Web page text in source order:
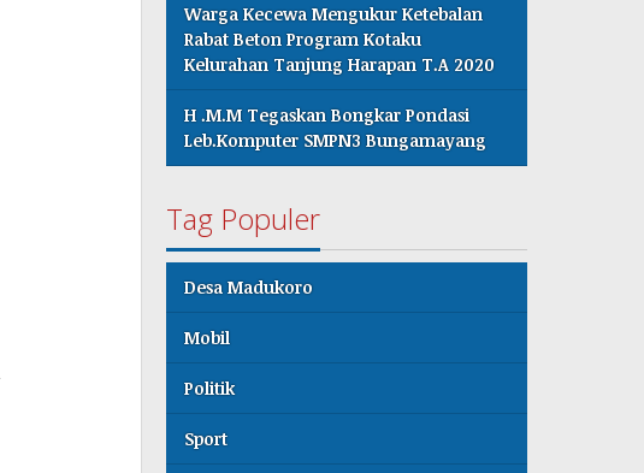
Warga Kecewa Mengukur Ketebalan
Rabat Beton Program Kotaku
Kelurahan Tanjung Harapan T.A 2020
H .M.M Tegaskan Bongkar Pondasi
Leb.Komputer SMPN3 Bungamayang
Tag Populer
Desa Madukoro
Mobil
Politik
Sport